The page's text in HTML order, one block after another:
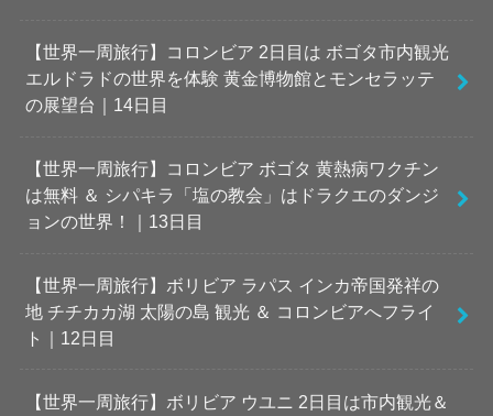
【世界一周旅行】コロンビア 2日目は ボゴタ市内観光
エルドラドの世界を体験 黄金博物館とモンセラッテ
の展望台｜14日目
【世界一周旅行】コロンビア ボゴタ 黄熱病ワクチン
は無料 ＆ シパキラ「塩の教会」はドラクエのダンジ
ョンの世界！｜13日目
【世界一周旅行】ボリビア ラパス インカ帝国発祥の
地 チチカカ湖 太陽の島 観光 ＆ コロンビアへフライ
ト｜12日目
【世界一周旅行】ボリビア ウユニ 2日目は市内観光＆